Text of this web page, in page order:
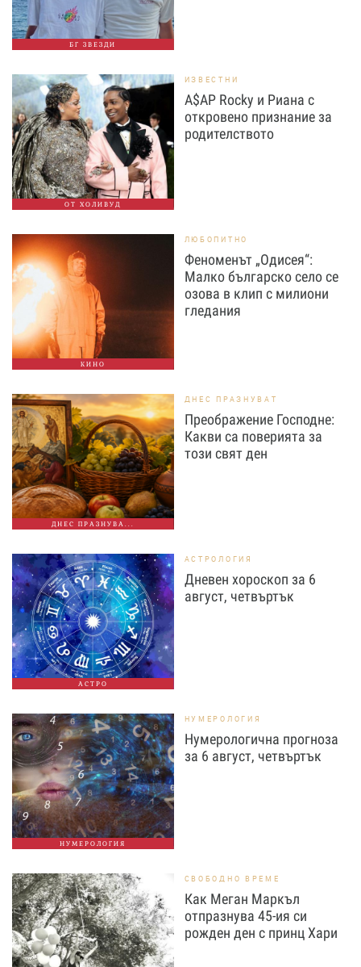
БГ ЗВЕЗДИ
ОТ ХОЛИВУД
ИЗВЕСТНИ
A$AP Rocky и Риана с
откровено признание за
родителството
КИНО
ЛЮБОПИТНО
Феноменът „Одисея“:
Малко българско село се
озова в клип с милиони
гледания
ДНЕС ПРАЗНУВА...
ДНЕС ПРАЗНУВАТ
Преображение Господне:
Какви са поверията за
този свят ден
АСТРО
АСТРОЛОГИЯ
Дневен хороскоп за 6
август, четвъртък
НУМЕРОЛОГИЯ
НУМЕРОЛОГИЯ
Нумерологична прогноза
за 6 август, четвъртък
СВОБОДНО ВРЕМЕ
Как Меган Маркъл
отпразнува 45-ия си
рожден ден с принц Хари